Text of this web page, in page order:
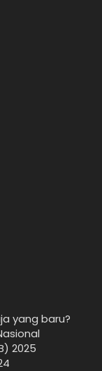
yang baru?
2025